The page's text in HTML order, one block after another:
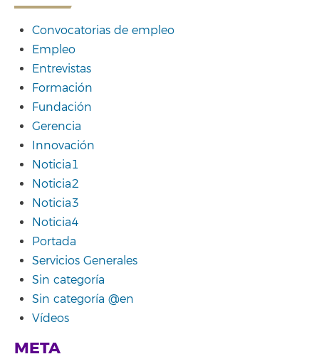
Convocatorias de empleo
Empleo
Entrevistas
Formación
Fundación
Gerencia
Innovación
Noticia1
Noticia2
Noticia3
Noticia4
Portada
Servicios Generales
Sin categoría
Sin categoría @en
Vídeos
META